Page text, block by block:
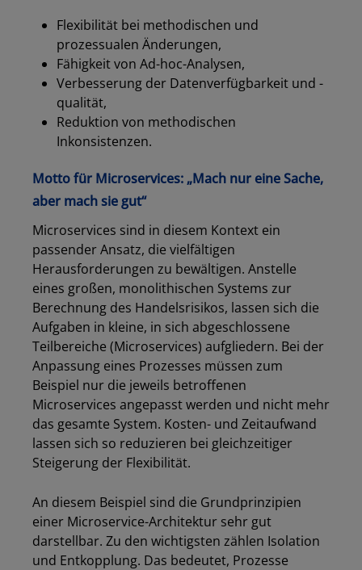
Flexibilität bei methodischen und
prozessualen Änderungen,
Fähigkeit von Ad-hoc-Analysen,
Verbesserung der Datenverfügbarkeit und -
qualität,
Reduktion von methodischen
Inkonsistenzen.
Motto für Microservices: „Mach nur eine Sache,
aber mach sie gut“
Microservices sind in diesem Kontext ein
passender Ansatz, die vielfältigen
Herausforderungen zu bewältigen. Anstelle
eines großen, monolithischen Systems zur
Berechnung des Handelsrisikos, lassen sich die
Aufgaben in kleine, in sich abgeschlossene
Teilbereiche (Microservices) aufgliedern. Bei der
Anpassung eines Prozesses müssen zum
Beispiel nur die jeweils betroffenen
Microservices angepasst werden und nicht mehr
das gesamte System. Kosten- und Zeitaufwand
lassen sich so reduzieren bei gleichzeitiger
Steigerung der Flexibilität.
An diesem Beispiel sind die Grundprinzipien
einer Microservice-Architektur sehr gut
darstellbar. Zu den wichtigsten zählen Isolation
und Entkopplung. Das bedeutet, Prozesse